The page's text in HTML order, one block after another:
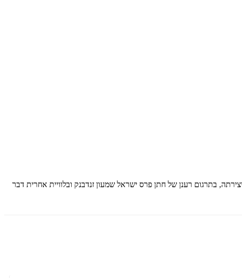
בתרגום רענן של חתן פרס ישראל שמעון זנדבנק ובלוויית אחרית דבר